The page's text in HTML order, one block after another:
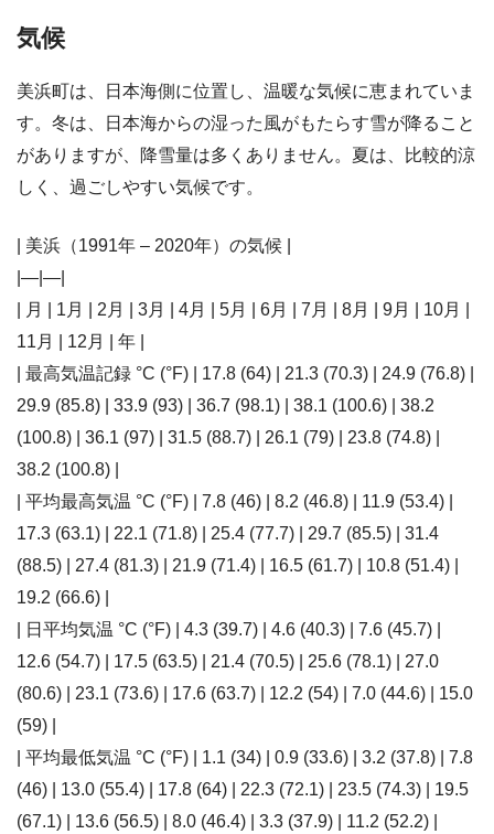
気候
美浜町は、日本海側に位置し、温暖な気候に恵まれていま
す。冬は、日本海からの湿った風がもたらす雪が降ること
がありますが、降雪量は多くありません。夏は、比較的涼
しく、過ごしやすい気候です。
| 美浜（1991年 – 2020年）の気候 |
|—|—|
| 月 | 1月 | 2月 | 3月 | 4月 | 5月 | 6月 | 7月 | 8月 | 9月 | 10月 |
11月 | 12月 | 年 |
| 最高気温記録 °C (°F) | 17.8 (64) | 21.3 (70.3) | 24.9 (76.8) |
29.9 (85.8) | 33.9 (93) | 36.7 (98.1) | 38.1 (100.6) | 38.2
(100.8) | 36.1 (97) | 31.5 (88.7) | 26.1 (79) | 23.8 (74.8) |
38.2 (100.8) |
| 平均最高気温 °C (°F) | 7.8 (46) | 8.2 (46.8) | 11.9 (53.4) |
17.3 (63.1) | 22.1 (71.8) | 25.4 (77.7) | 29.7 (85.5) | 31.4
(88.5) | 27.4 (81.3) | 21.9 (71.4) | 16.5 (61.7) | 10.8 (51.4) |
19.2 (66.6) |
| 日平均気温 °C (°F) | 4.3 (39.7) | 4.6 (40.3) | 7.6 (45.7) |
12.6 (54.7) | 17.5 (63.5) | 21.4 (70.5) | 25.6 (78.1) | 27.0
(80.6) | 23.1 (73.6) | 17.6 (63.7) | 12.2 (54) | 7.0 (44.6) | 15.0
(59) |
| 平均最低気温 °C (°F) | 1.1 (34) | 0.9 (33.6) | 3.2 (37.8) | 7.8
(46) | 13.0 (55.4) | 17.8 (64) | 22.3 (72.1) | 23.5 (74.3) | 19.5
(67.1) | 13.6 (56.5) | 8.0 (46.4) | 3.3 (37.9) | 11.2 (52.2) |